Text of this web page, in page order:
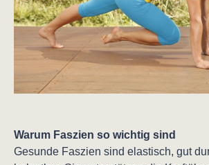
Warum Faszien so wichtig sind
Gesunde Faszien sind elastisch, gut